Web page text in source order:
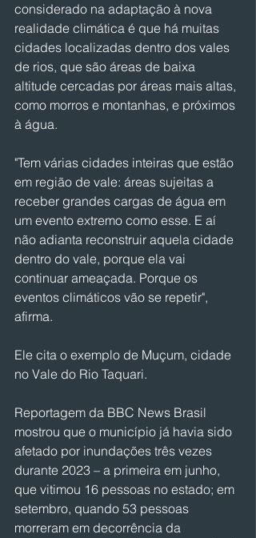
considerado na adaptação à nova
realidade climática é que há muitas
cidades localizadas dentro dos vales
de rios, que são áreas de baixa
altitude cercadas por áreas mais altas,
como morros e montanhas, e próximos
à água.
"Tem várias cidades inteiras que estão
em região de vale: áreas sujeitas a
receber grandes cargas de água em
um evento extremo como esse. E aí
não adianta reconstruir aquela cidade
dentro do vale, porque ela vai
continuar ameaçada. Porque os
eventos climáticos vão se repetir",
afirma.
Ele cita o exemplo de Muçum, cidade
no Vale do Rio Taquari.
Reportagem da BBC News Brasil
mostrou que o município já havia sido
afetado por inundações três vezes
durante 2023 – a primeira em junho,
que vitimou 16 pessoas no estado; em
setembro, quando 53 pessoas
morreram em decorrência da